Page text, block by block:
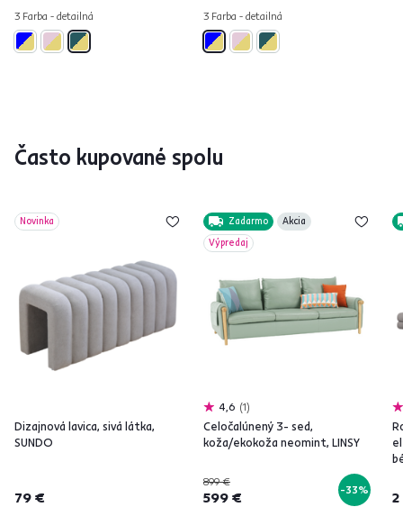
3 Farba - detailná 3 Farba - detailná
Často kupované spolu
Novinka
Dizajnová lavica, sivá látka,
SUNDO
79 €
Zadarmo
Akcia
Výpredaj
4,6 1
Celočalúnený 3- sed,
koža/ekokoža neomint, LINSY
899 €
599 € -33%